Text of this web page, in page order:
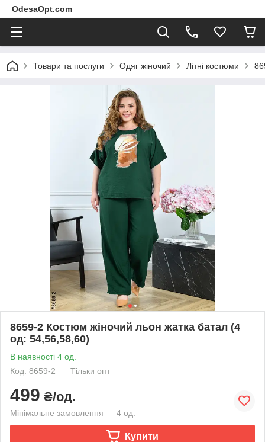
OdesaOpt.com
Товари та послуги Одяг жіночий Літні костюми
8659-2 Костюм жіночий льон жатка батал (4
од: 54,56,58,60)
В наявності 4 од.
Код: 8659-2
Тільки опт
499 ₴/од.
Мінімальне замовлення — 4 од.
Купити